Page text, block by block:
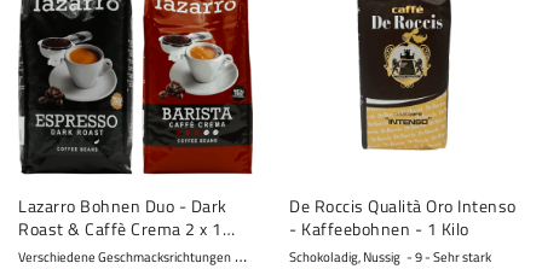
Lazarro Bohnen Duo - Dark
Roast & Caffè Crema 2 x 1
Kilo
Verschiedene Geschmacksrichtungen 8 - Stark
De Roccis Qualità Oro Intenso
- Kaffeebohnen - 1 Kilo
Schokoladig, Nussig 9 - Sehr stark